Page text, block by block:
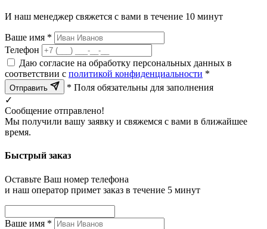
И наш менеджер свяжется с вами в течение 10 минут
Ваше имя *
Телефон
Даю согласие на обработку персональных данных в
соответствии с политикой конфиденциальности *
Отправить
* Поля обязательны для заполнения
✓
Сообщение отправлено!
Мы получили вашу заявку и свяжемся с вами в ближайшее
время.
Быстрый заказ
Оставьте Ваш номер телефона
и наш оператор примет заказ в течение 5 минут
Ваше имя *